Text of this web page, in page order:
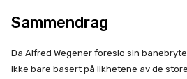
Sammendrag
Da Alfred Wegener foreslo sin
ikke bare basert på likhetene av de